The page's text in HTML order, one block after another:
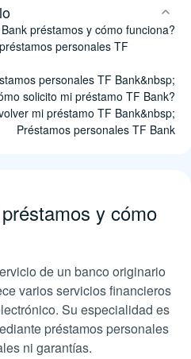
préstamos y cómo funciona?
personales TF
personales TF Bank&nbsp;
solicito mi préstamo TF Bank?
mi préstamo TF Bank&nbsp;
Préstamos personales TF Bank
y cómo
de un banco originario
varios servicios financieros
Su especialidad es
préstamos personales
ni garantías.